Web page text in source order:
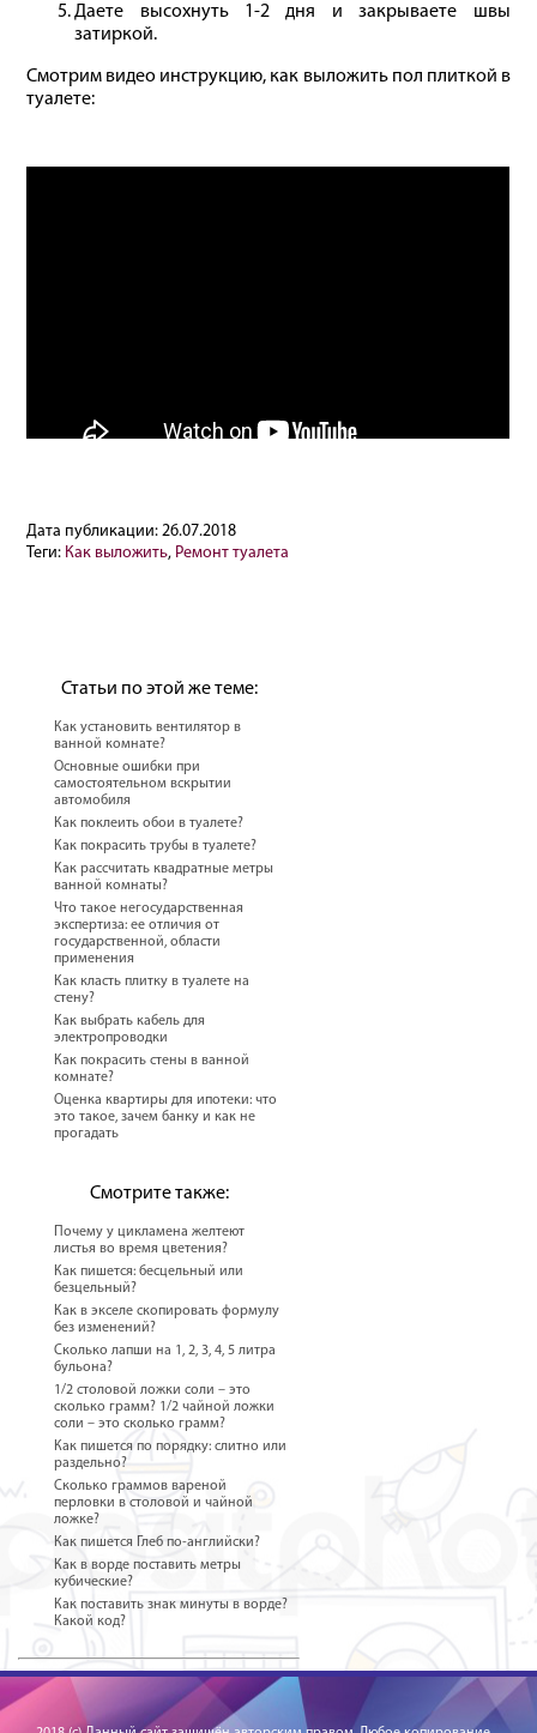
Даете высохнуть 1-2 дня и закрываете швы
затиркой.
Смотрим видео инструкцию, как выложить пол плиткой в
туалете:
Дата публикации:26.07.2018
Теги: Как выложить, Ремонт туалета
Статьи по этой же теме:
Как установить вентилятор в
ванной комнате?
Основные ошибки при
самостоятельном вскрытии
автомобиля
Как поклеить обои в туалете?
Как покрасить трубы в туалете?
Как рассчитать квадратные метры
ванной комнаты?
Что такое негосударственная
экспертиза: ее отличия от
государственной, области
применения
Как класть плитку в туалете на
стену?
Как выбрать кабель для
электропроводки
Как покрасить стены в ванной
комнате?
Оценка квартиры для ипотеки: что
это такое, зачем банку и как не
прогадать
Смотрите также:
Почему у цикламена желтеют
листья во время цветения?
Как пишется: бесцельный или
безцельный?
Как в экселе скопировать формулу
без изменений?
Сколько лапши на 1, 2, 3, 4, 5 литра
бульона?
1/2 столовой ложки соли – это
сколько грамм? 1/2 чайной ложки
соли – это сколько грамм?
Как пишется по порядку: слитно или
раздельно?
Сколько граммов вареной
перловки в столовой и чайной
ложке?
Как пишется Глеб по-английски?
Как в ворде поставить метры
кубические?
Как поставить знак минуты в ворде?
Какой код?